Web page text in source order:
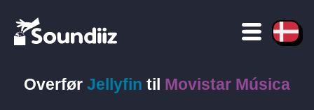
Overfør Jellyfin til Movistar Música